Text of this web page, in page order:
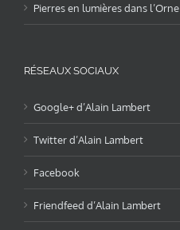
Pierres en lumières dans l’Orne
RÉSEAUX SOCIAUX
Google+ d’Alain Lambert
Twitter d’Alain Lambert
Facebook
Friendfeed d’Alain Lambert